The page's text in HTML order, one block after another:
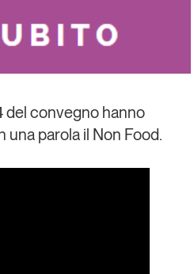
del convegno hanno
una parola il Non Food.